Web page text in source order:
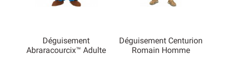
Déguisement
Abraracourcix™ Adulte
Déguisement Centurion
Romain Homme